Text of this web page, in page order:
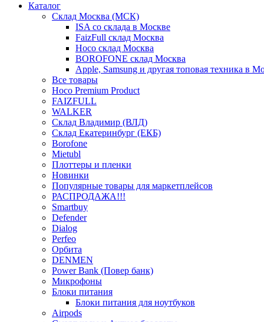
Каталог
Склад Москва (МСК)
ISA со склада в Москве
FaizFull склад Москва
Hoco склад Москва
BOROFONE склад Москва
Apple, Samsung и другая топовая техника в
Все товары
Hoco Premium Product
FAIZFULL
WALKER
Склад Владимир (ВЛД)
Склад Екатеринбург (ЕКБ)
Borofone
Mietubl
Плоттеры и пленки
Новинки
Популярные товары для маркетплейсов
РАСПРОДАЖА!!!
Smartbuy
Defender
Dialog
Perfeo
Орбита
DENMEN
Power Bank (Повер банк)
Микрофоны
Блоки питания
Блоки питания для ноутбуков
Airpods